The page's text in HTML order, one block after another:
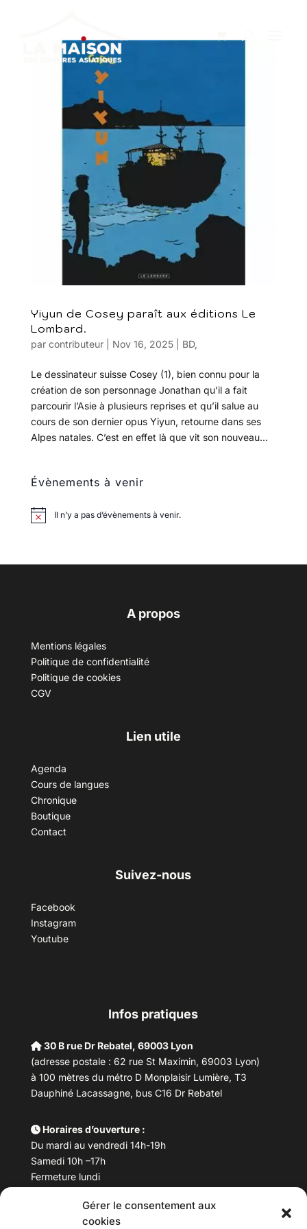
Gérer le consentement aux
cookies
Yiyun de Cosey paraît aux éditions Le
Lombard.
par contributeur| Nov 16, 2025| BD,
Le dessinateur suisse Cosey (1), bien connu pour la
création de son personnage Jonathan qu’il a fait
parcourir l’Asie à plusieurs reprises et qu’il salue au
cours de son dernier opus Yiyun, retourne dans ses
Alpes natales. C’est en effet là que vit son nouveau...
Évènements à venir
Il n’y a pas d’évènements à venir.
A propos
Mentions légales
Politique de confidentialité
Politique de cookies
CGV
Lien utile
Agenda
Cours de langues
Chronique
Boutique
Contact
Suivez-nous
Facebook
Instagram
Youtube
Infos pratiques
30 B rue Dr Rebatel, 69003 Lyon
(adresse postale : 62 rue St Maximin, 69003 Lyon)
à 100 mètres du métro D Monplaisir Lumière, T3
Dauphiné Lacassagne, bus C16 Dr Rebatel
Horaires d’ouverture :
Du mardi au vendredi 14h-19h
Samedi 10h –17h
Fermeture lundi
Téléphone :
04 78 53 06 40